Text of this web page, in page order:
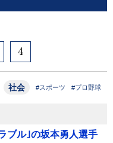
4
社会 #スポーツ #プロ野球
ブル｣の坂本勇人選手